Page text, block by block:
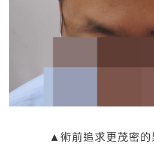
▲術前追求更茂密的